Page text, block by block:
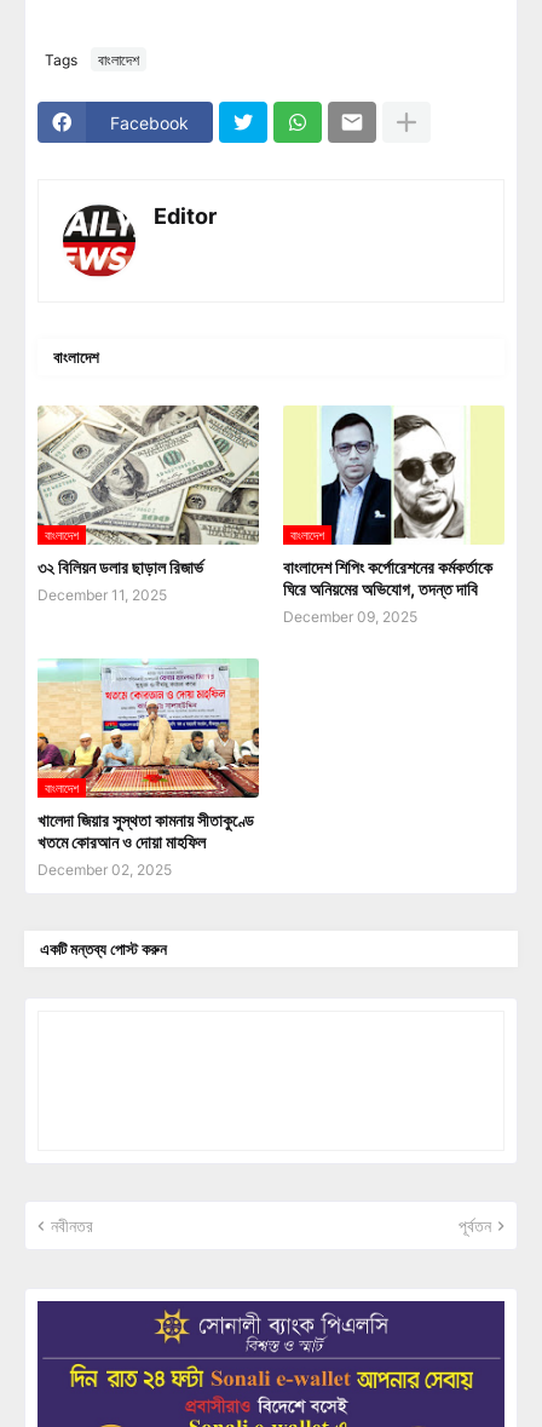
Tags বাংলাদেশ
Facebook
Editor
বাংলাদেশ
বাংলাদেশ
৩২ বিলিয়ন ডলার ছাড়াল রিজার্ভ
December 11, 2025
বাংলাদেশ
বাংলাদেশ শিপিং কর্পোরেশনের কর্মকর্তাকে
ঘিরে অনিয়মের অভিযোগ, তদন্ত দাবি
December 09, 2025
বাংলাদেশ
খালেদা জিয়ার সুস্থতা কামনায় সীতাকুণ্ডে
খতমে কোরআন ও দোয়া মাহফিল
December 02, 2025
একটি মন্তব্য পোস্ট করুন
নবীনতর পূর্বতন